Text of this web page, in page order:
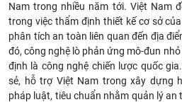
Nam trong nhiều năm tới. Việt Nam
trong việc thẩm định thiết kế cơ sở
phân tích an toàn liên quan đến địa
đó, công nghệ lò phản ứng mô-đun
định là công nghệ chiến lược quốc
sẻ, hỗ trợ Việt Nam trong xây dựng
pháp luật, tiêu chuẩn nhằm quản lý an